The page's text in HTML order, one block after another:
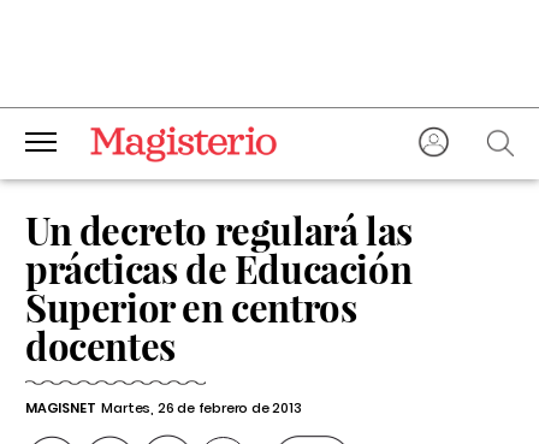
Un decreto regulará las
prácticas de Educación
Superior en centros
docentes
MAGISNET Martes, 26 de febrero de 2013